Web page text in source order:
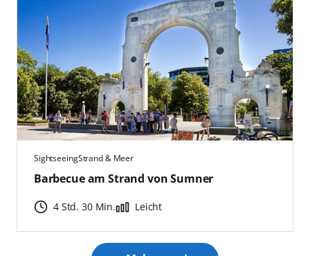
SightseeingStrand & Meer
Barbecue am Strand von Sumner
4 Std. 30 Min. Leicht